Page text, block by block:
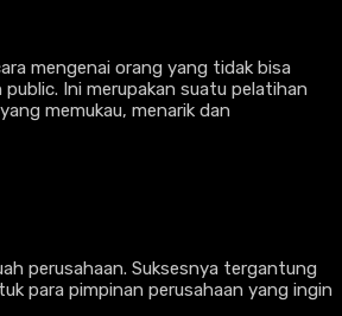
mengenai orang yang tidak bisa
Ini merupakan suatu pelatihan
memukau, menarik dan
perusahaan. Suksesnya tergantung
para pimpinan perusahaan yang ingin